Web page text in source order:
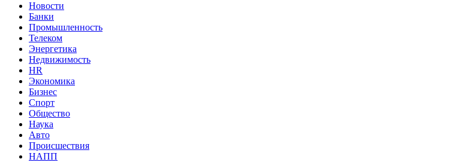
Новости
Банки
Промышленность
Телеком
Энергетика
Недвижимость
HR
Экономика
Бизнес
Спорт
Общество
Наука
Авто
Происшествия
НАПП